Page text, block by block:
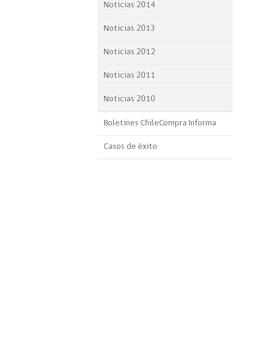
Noticias 2014
Noticias 2013
Noticias 2012
Noticias 2011
Noticias 2010
Boletines ChileCompra Informa
Casos de éxito